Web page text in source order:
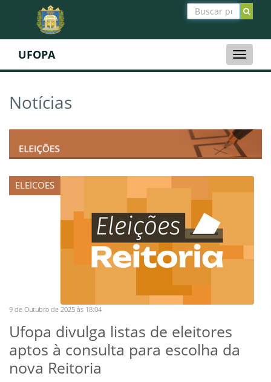
Toggle
UFOPA
Notícias
ELEICOES
9 de Outubro de 2025 às 18:04
Ufopa divulga listas de eleitores
aptos à consulta para escolha da
nova Reitoria